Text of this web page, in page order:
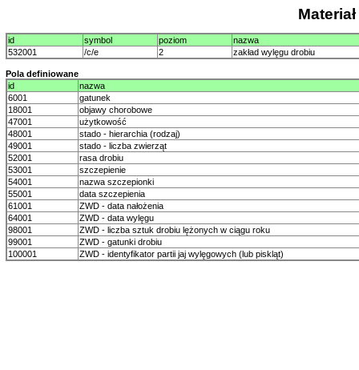
id symbol poziom
nazwa
532001
/c/e 2 zakład wylęgu drobiu
Pola definiowane
id
nazwa
6001
gatunek
18001
objawy chorobowe
47001
użytkowość
48001
stado - hierarchia (rodzaj)
49001
stado - liczba zwierząt
52001
rasa drobiu
53001
szczepienie
54001
nazwa szczepionki
55001
data szczepienia
61001
ZWD - data nałożenia
64001
ZWD - data wylęgu
98001
ZWD - liczba sztuk drobiu lężonych w ciągu roku
99001
ZWD - gatunki drobiu
100001
ZWD - identyfikator partii jaj wylęgowych (lub piskląt)